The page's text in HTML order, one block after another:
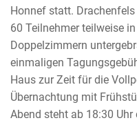
Honnef statt.
60 Teilnehmer teilweise
Doppelzimmern
einmaligen
Haus zur Zeit für die
Übernachtung mit
Abend steht ab 18:30